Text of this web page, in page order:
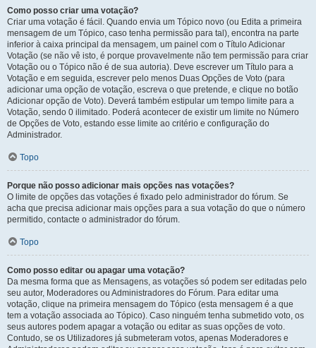
Como posso criar uma votação?
Criar uma votação é fácil. Quando envia um Tópico novo (ou Edita a primeira
mensagem de um Tópico, caso tenha permissão para tal), encontra na parte
inferior à caixa principal da mensagem, um painel com o Título Adicionar
Votação (se não vê isto, é porque provavelmente não tem permissão para criar
Votação ou o Tópico não é de sua autoria). Deve escrever um Título para a
Votação e em seguida, escrever pelo menos Duas Opções de Voto (para
adicionar uma opção de votação, escreva o que pretende, e clique no botão
Adicionar opção de Voto). Deverá também estipular um tempo limite para a
Votação, sendo 0 ilimitado. Poderá acontecer de existir um limite no Número
de Opções de Voto, estando esse limite ao critério e configuração do
Administrador.
Topo
Porque não posso adicionar mais opções nas votações?
O limite de opções das votações é fixado pelo administrador do fórum. Se
acha que precisa adicionar mais opções para a sua votação do que o número
permitido, contacte o administrador do fórum.
Topo
Como posso editar ou apagar uma votação?
Da mesma forma que as Mensagens, as votações só podem ser editadas pelo
seu autor, Moderadores ou Administradores do Fórum. Para editar uma
votação, clique na primeira mensagem do Tópico (esta mensagem é a que
tem a votação associada ao Tópico). Caso ninguém tenha submetido voto, os
seus autores podem apagar a votação ou editar as suas opções de voto.
Contudo, se os Utilizadores já submeteram votos, apenas Moderadores e